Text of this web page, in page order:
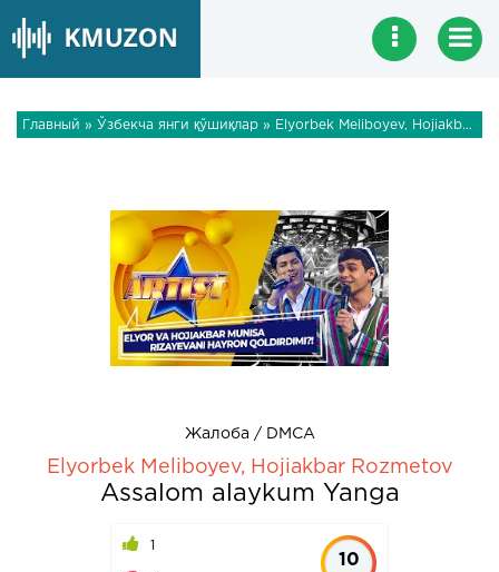
Главный » Ўзбекча янги қўшиқлар » Elyorbek Meliboyev, Hojiakbar Rozmetov - Assalom alaykum Yanga
Жалоба / DMCA
Elyorbek Meliboyev, Hojiakbar Rozmetov
Assalom alaykum Yanga
1
10